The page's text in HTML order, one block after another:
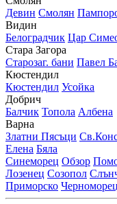
Девин Смолян
Видин
Белоградчик Цар
Стара Загора
Старозаг. бани Павел
Кюстендил
Кюстендил Усойка
Добрич
Балчик Топола Албена
Варна
Златни Пясъци
Елена Бяла
Синеморец Обзор
Лозенец Созопол
Приморско Черноморец